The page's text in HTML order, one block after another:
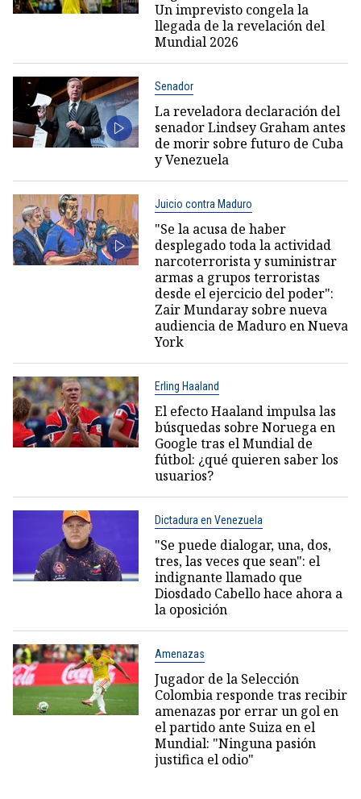
Un imprevisto congela la
llegada de la revelación del
Mundial 2026
Senador
La reveladora declaración del
senador Lindsey Graham antes
de morir sobre futuro de Cuba
y Venezuela
Juicio contra Maduro
"Se la acusa de haber
desplegado toda la actividad
narcoterrorista y suministrar
armas a grupos terroristas
desde el ejercicio del poder":
Zair Mundaray sobre nueva
audiencia de Maduro en Nueva
York
Erling Haaland
El efecto Haaland impulsa las
búsquedas sobre Noruega en
Google tras el Mundial de
fútbol: ¿qué quieren saber los
usuarios?
Dictadura en Venezuela
"Se puede dialogar, una, dos,
tres, las veces que sean": el
indignante llamado que
Diosdado Cabello hace ahora a
la oposición
Amenazas
Jugador de la Selección
Colombia responde tras recibir
amenazas por errar un gol en
el partido ante Suiza en el
Mundial: "Ninguna pasión
justifica el odio"